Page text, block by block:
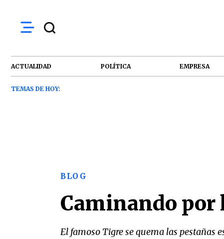
ACTUALIDAD POLÍTICA EMPRESA
TEMAS DE HOY:
BLOG
Caminando por
El famoso Tigre se quema las pestañas